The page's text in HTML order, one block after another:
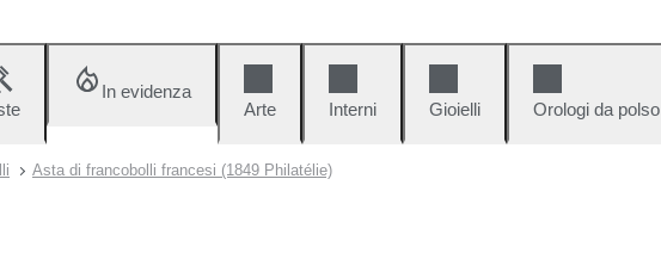
In evidenza
Arte
Interni Gioielli Orologi da polso
Asta di francobolli francesi (1849 Philatélie)